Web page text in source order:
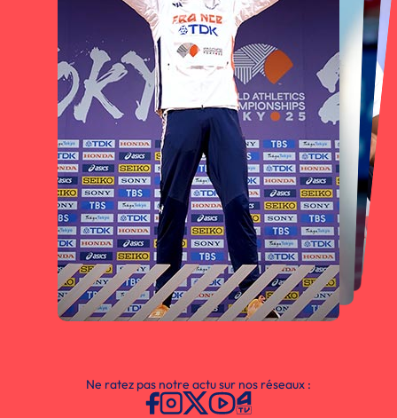
Ne ratez pas notre actu sur nos réseaux :